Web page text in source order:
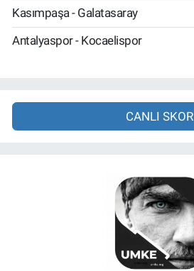
Kasımpaşa - Galatasaray
Antalyaspor - Kocaelispor
CANLI SKOR